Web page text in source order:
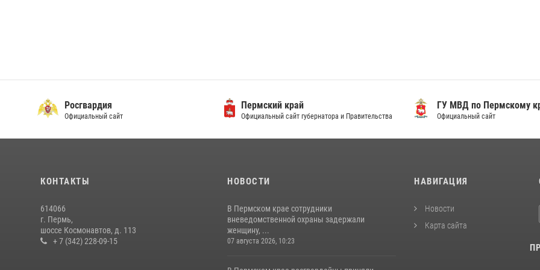
Росгвардия
Официальный сайт
Пермский край
Официальный сайт губернатора и Правительства
ГУ МВД по Пермскому
Официальный сайт
КОНТАКТЫ
614066
г. Пермь,
шоссе Космонавтов, д. 113
+ 7 (342) 228-09-15
НОВОСТИ
В Пермском крае сотрудники
вневедомственной охраны задержали
женщину, ...
07 августа 2026, 10:23
НАВИГАЦИЯ
Новости
Карта сайта